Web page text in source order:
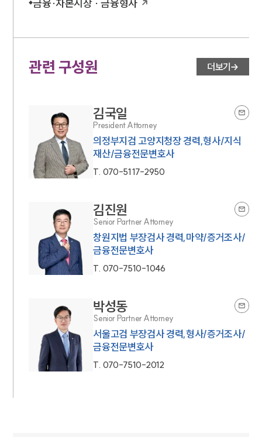
금융·자본시장 · 금융형사
관련 구성원 더보기
김국일
President Attorney
의정부지검 고양지청장 경력,형사/지식
재산/금융전문변호사
T. 070-5117-2950
김진원
Senior Partner Attorney
창원지법 부장검사 경력,마약/증거조사/
금융전문변호사
T. 070-7510-1046
박성동
Senior Partner Attorney
서울고검 부장검사 경력,형사/증거조사/
금융전문변호사
T. 070-7510-2012